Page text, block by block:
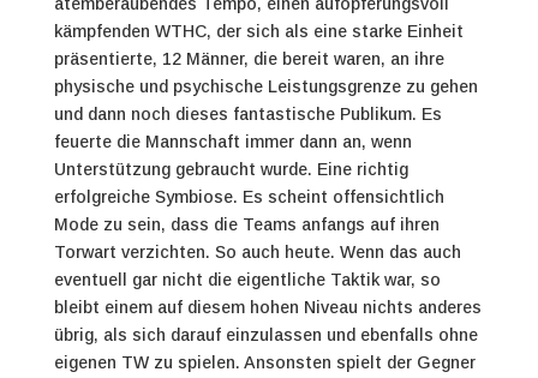
kämpfenden WTHC, der sich als eine starke Einheit
präsentierte, 12 Männer, die bereit waren, an ihre
physische und psychische Leistungsgrenze zu gehen
und dann noch dieses fantastische Publikum. Es
feuerte die Mannschaft immer dann an, wenn
Unterstützung gebraucht wurde. Eine richtig
erfolgreiche Symbiose. Es scheint offensichtlich
Mode zu sein, dass die Teams anfangs auf ihren
Torwart verzichten. So auch heute. Wenn das auch
eventuell gar nicht die eigentliche Taktik war, so
bleibt einem auf diesem hohen Niveau nichts anderes
übrig, als sich darauf einzulassen und ebenfalls ohne
eigenen TW zu spielen. Ansonsten spielt der Gegner